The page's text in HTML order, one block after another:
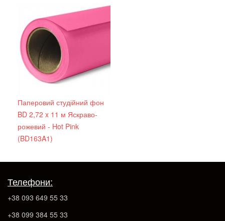
Паперовий студійний фон
BD 2,72 x 11 м Яскраво-
рожевий - Hot Pink
(BD163A1)
Телефони:
+38 093 649 55 33
+38 099 384 55 33